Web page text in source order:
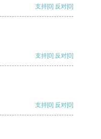
支持[0] 反对[0]
支持[0] 反对[0]
支持[0] 反对[0]